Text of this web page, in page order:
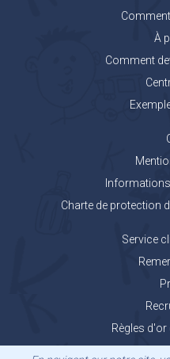
À
Comment
Charte de protection
Service
Règles d'or